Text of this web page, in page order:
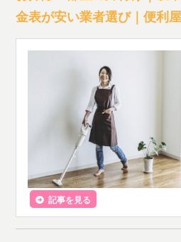
金表が安い業者選び｜便利
記事を見る